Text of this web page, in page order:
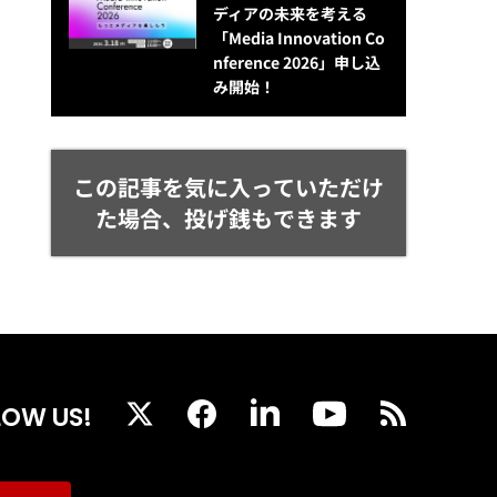
ディアの未来を考える
「Media Innovation Co
nference 2026」申し込
み開始！
この記事を気に入っていただけ
た場合、投げ銭もできます
US!